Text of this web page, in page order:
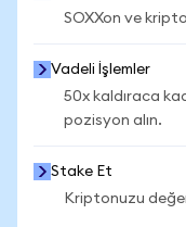
SOXXon ve
Vadeli İşlemler
50x kaldıraca
pozisyon alın.
Stake Et
Kriptonuzu